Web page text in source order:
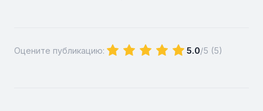
Оцените публикацию: 5.0/5 (5)